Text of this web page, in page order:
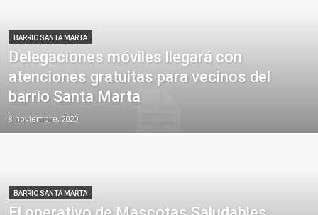
BARRIO SANTA MARTA
Delegaciones móviles llegará con
atenciones gratuitas para vecinos del
barrio Santa Marta
8 noviembre, 2020
BARRIO SANTA MARTA